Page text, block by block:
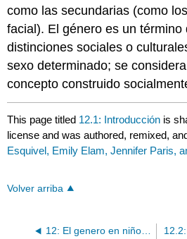
como las secundarias (como
facial). El género es un
distinciones sociales o
sexo determinado; se
concepto construido
This page titled 12.1: Introducción is
license and was authored, remixed,
Esquivel, Emily Elam, Jennifer Paris,
Volver arriba
12: El genero en niños pequeños